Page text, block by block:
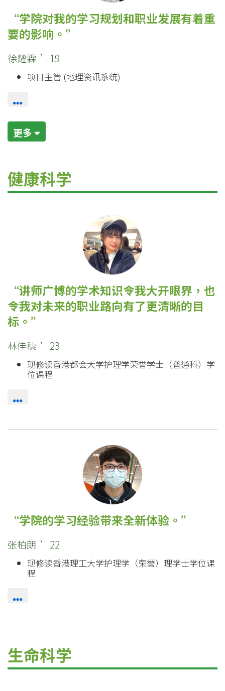
学院对我的学习规划和职业发展有着重
要的影响。
徐耀霖 ’19
项目主管 (地理资讯系统)
更多
健康科学
讲师广博的学术知识令我大开眼界，也
令我对未来的职业路向有了更清晰的目
标。
林佳穗 ’23
现修读香港都会大学护理学荣誉学士（普通科）学
位课程
学院的学习经验带来全新体验。
张柏朗 ’22
现修读香港理工大学护理学（荣誉）理学士学位课
程
生命科学